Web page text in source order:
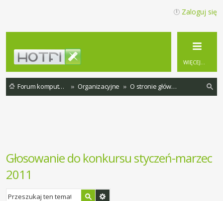
Zaloguj się
WIĘCEJ…
Forum komputerowe Organizacyjne
O stronie głównej
Głosowanie do konkursu styczeń-marzec
2011